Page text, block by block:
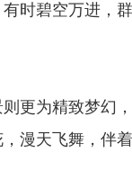
时碧空万进，
更为精致梦幻
漫天飞舞，伴